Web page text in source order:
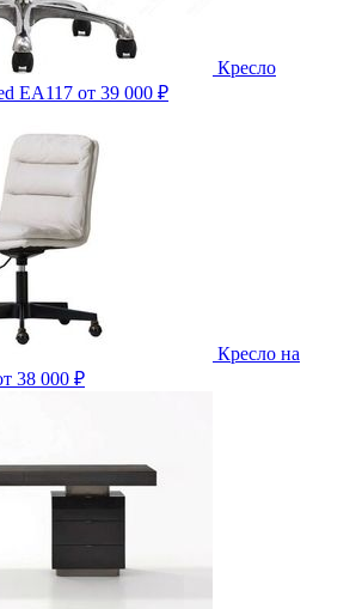
Кресло
EA117 от 39 000 ₽
Кресло на
38 000 ₽